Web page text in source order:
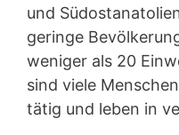
und
geringe
weniger als 20
sind viele
tätig und leben in